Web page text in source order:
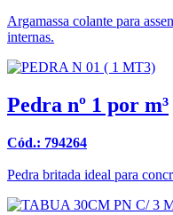
Argamassa colante para
internas.
Pedra nº 1 por m³
Cód.: 794264
Pedra britada ideal para